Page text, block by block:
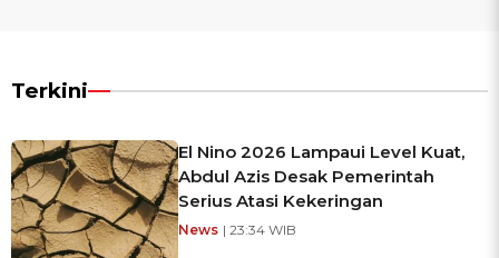
Terkini
El Nino 2026 Lampaui Level Kuat,
Abdul Azis Desak Pemerintah
Serius Atasi Kekeringan
News | 23:34 WIB